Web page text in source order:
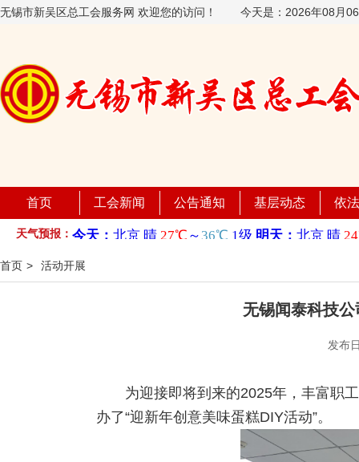
无锡市新吴区总工会服务网 欢迎您的访问！ 今天是： 2026年08月
首页 工会新闻 公告通知 基层动态 依
天气预报：
首页 > 活动开展
无锡闻泰科技
发布
为迎接即将到来的2025年，丰富职
办了“迎新年创意美味蛋糕DIY活动”。